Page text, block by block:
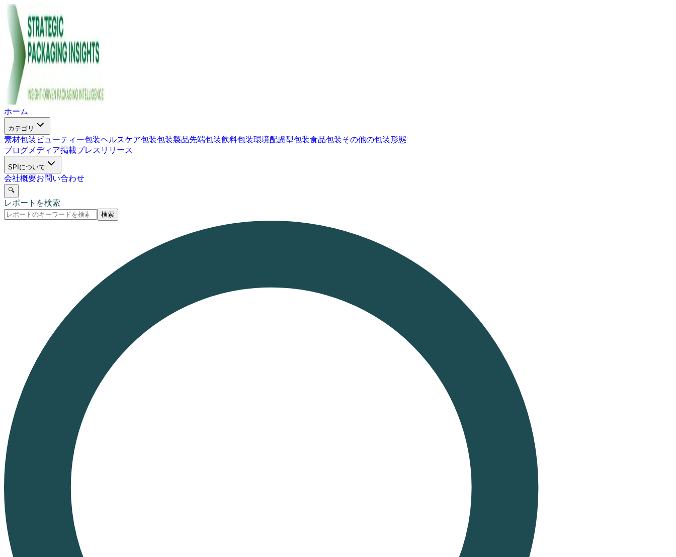
ホーム
カテゴリ
素材包装 ビューティー包装ヘルスケア包装包装製品先端包装飲料包装環境配慮型包装食品包装その他の包装形態
ブログメディア掲載プレスリリース
SPIについて
会社概要お問い合わせ
🔍
レポートを検索
検索